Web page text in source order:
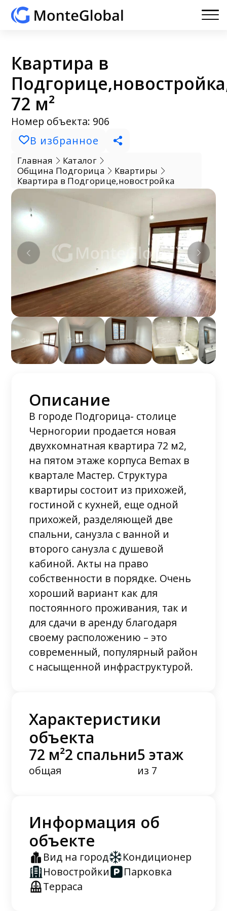
Квартира в
72 м²
Номер объекта: 906
В избранное
Главная
Каталог
Община Подгорица
Квартиры
Квартира в Подгорице,новостройка
Описание
В городе Подгорица- столице
Черногории продается новая
двухкомнатная квартира 72 м2,
на пятом этаже корпуса Bemax в
квартале Мастер. Структура
квартиры состоит из прихожей,
гостиной с кухней, еще одной
прихожей, разделяющей две
спальни, санузла с ванной и
второго санузла с душевой
кабиной. Акты на право
собственности в порядке. Очень
хороший вариант как для
постоянного проживания, так и
для сдачи в аренду благодаря
своему расположению – это
современный, популярный район
с насыщенной инфраструктурой.
Характеристики
объекта
72 м²
общая
2 спальни5 этаж
из 7
Информация об
объекте
Вид на город
Кондиционер
Новостройки
Парковка
Терраса